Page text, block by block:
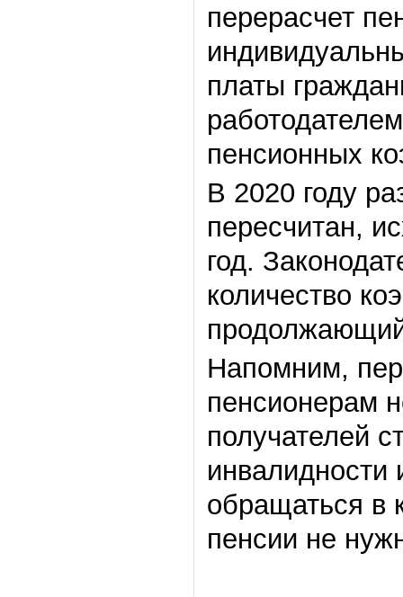
перерасчет
платы
пенсионных
В 2020 году
пересчитан,
год.
количество
Напомним,
пенсионерам
получателей
обращаться в
пенсии не